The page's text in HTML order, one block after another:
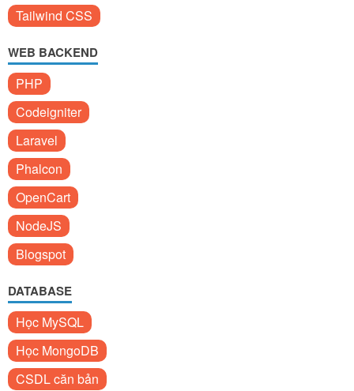
Tailwind CSS
WEB BACKEND
PHP
Codeigniter
Laravel
Phalcon
OpenCart
NodeJS
Blogspot
DATABASE
Học MySQL
Học MongoDB
CSDL căn bản